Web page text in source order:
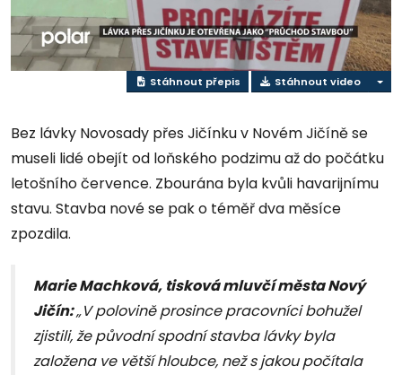
video
Stáhnout přepis Stáhnout video
Bez lávky Novosady přes Jičínku v Novém Jičíně se
museli lidé obejít od loňského podzimu až do počátku
letošního července. Zbourána byla kvůli havarijnímu
stavu. Stavba nové se pak o téměř dva měsíce
zpozdila.
Marie Machková, tisková mluvčí města Nový
Jičín:„V polovině prosince pracovníci bohužel
zjistili, že původní spodní stavba lávky byla
založena ve větší hloubce, než s jakou počítala